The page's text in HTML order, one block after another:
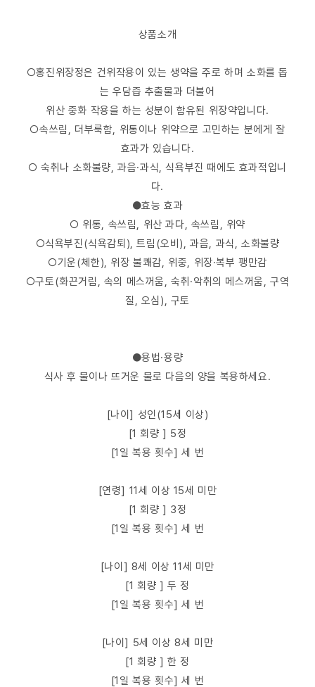
상품소개
○홍진위장정은 건위작용이 있는 생약을 주로 하며 소화를 돕
는 우담즙 추출물과 더불어
위산 중화 작용을 하는 성분이 함유된 위장약입니다.
○속쓰림, 더부룩함, 위통이나 위약으로 고민하는 분에게 잘
효과가 있습니다.
○ 숙취나 소화불량, 과음·과식, 식욕부진 때에도 효과적입니
다.
●효능 효과
○ 위통, 속쓰림, 위산 과다, 속쓰림, 위약
○식욕부진(식욕감퇴), 트림(오비), 과음, 과식, 소화불량
○기운(체한), 위장 불쾌감, 위중, 위장·복부 팽만감
○구토(화끈거림, 속의 메스꺼움, 숙취·악취의 메스꺼움, 구역
질, 오심), 구토
●용법·용량
식사 후 물이나 뜨거운 물로 다음의 양을 복용하세요.
[나이] 성인(15세 이상)
[1 회량 ] 5정
[1일 복용 횟수] 세 번
[연령] 11세 이상 15세 미만
[1 회량 ] 3정
[1일 복용 횟수] 세 번
[나이] 8세 이상 11세 미만
[1 회량 ] 두 정
[1일 복용 횟수] 세 번
[나이] 5세 이상 8세 미만
[1 회량 ] 한 정
[1일 복용 횟수] 세 번